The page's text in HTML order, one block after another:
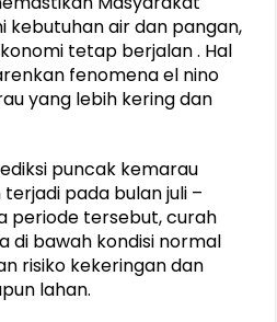
air dan pangan,
tetap berjalan . Hal
fenomena el nino
yang lebih kering dan
puncak kemarau
pada bulan juli –
periode tersebut, curah
di bawah kondisi normal
risiko kekeringan dan
lahan.